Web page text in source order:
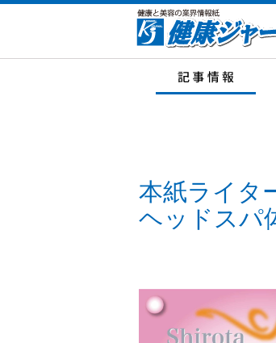
本紙ライタ
ヘッドスパ